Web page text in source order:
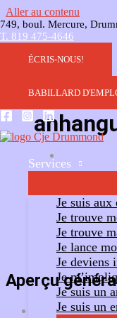
Aller au contenu
749, boul. Mercure,
T. 819 475-4646
ÉCRIS-NOUS!
BABILLARD
Services
Je suis aux
Je trouve
Je trouve
Je lance
Je deviens
Je
Je suis un
Je suis un
Aperçu